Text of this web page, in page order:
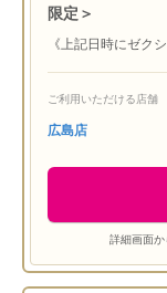
限定＞
《上記日時にゼク
ご来店いただく
させていただく場
トよりご予約の方
ご利用いただける店舗
広島店
詳細画面